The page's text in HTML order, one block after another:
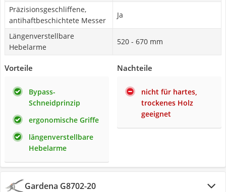
Präzisionsgeschliffene,
antihaftbeschichtete Messer
Ja
Längenverstellbare
Hebelarme
520 - 670 mm
Vorteile
Bypass-
Schneidprinzip
ergonomische Griffe
längenverstellbare
Hebelarme
Nachteile
nicht für hartes,
trockenes Holz
geeignet
Gardena G8702-20